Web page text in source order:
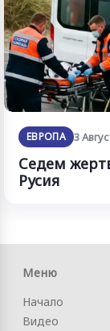
ЕВРОПА 3
Седем
Русия
Меню
Начало
Видео